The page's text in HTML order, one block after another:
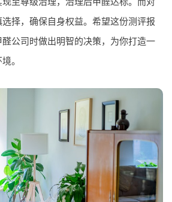
择，确保自身权益。希望这份测评报
公司时做出明智的决策，为你打造一
。